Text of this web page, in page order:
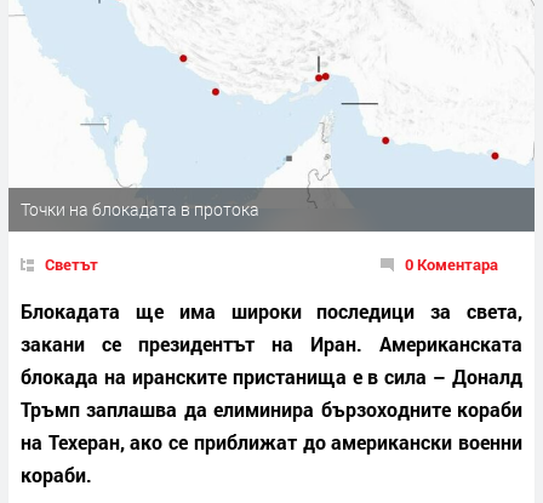
Точки на блокадата в протока
Светът 0 Коментара
Блокадата ще има широки последици за света,
закани се президентът на Иран. Американската
блокада на иранските пристанища е в сила – Доналд
Тръмп заплашва да елиминира бързоходните кораби
на Техеран, ако се приближат до американски военни
кораби.